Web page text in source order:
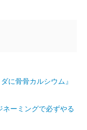
に骨骨カルシウム』
ーミングで必ずやる